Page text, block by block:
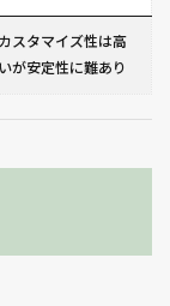
カスタマイズ性は高
いが安定性に難あり